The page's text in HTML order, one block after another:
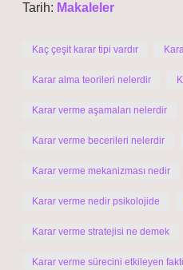
Tarih: Makaleler
Kaç çeşit karar tipi vardır
Karar alma teorileri nelerdir
Karar verme aşamaları nelerdir
Karar verme becerileri nelerdir
Karar verme mekanizması nedir
Karar verme nedir psikolojide
Karar verme stratejisi ne demek
Karar verme sürecini etkileyen